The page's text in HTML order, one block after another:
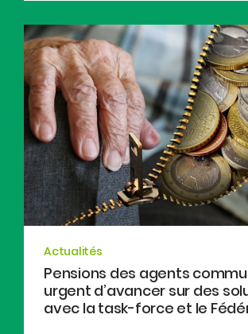
Actualités
Pensions des agents
urgent d’avancer sur des
avec la task-force et le